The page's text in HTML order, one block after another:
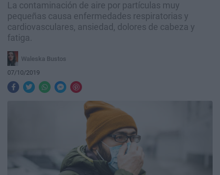
La contaminación de aire por partículas muy
pequeñas causa enfermedades respiratorias y
cardiovasculares, ansiedad, dolores de cabeza y
fatiga.
Waleska Bustos
07/10/2019